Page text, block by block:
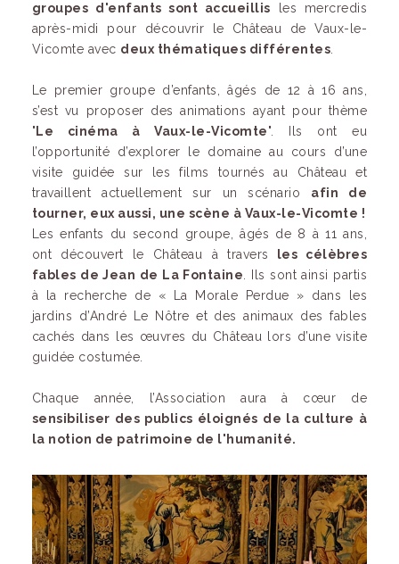
groupes d'enfants sont accueillis les mercredis
après-midi pour découvrir le Château de Vaux-le-
Vicomte avec deux thématiques différentes
Le premier groupe d’enfants, âgés de 12 à 16 ans,
s’est vu proposer des animations ayant pour thème
" Le cinéma à Vaux-le-Vicomte". Ils ont eu
l’opportunité d’explorer le domaine au cours d’une
visite guidée sur les films tournés au Château et
travaillent actuellement sur un scénario afin de
tourner, eux aussi, une scène à Vaux-le-Vicomte !
Les enfants du second groupe, âgés de 8 à 11 ans,
ont découvert le Château à travers les célèbres
fables de Jean de La Fontaine . Ils sont ainsi partis
à la recherche de « La Morale Perdue » dans les
jardins d’André Le Nôtre et des animaux des fables
cachés dans les œuvres du Château lors d’une visite
guidée costumée.
Chaque année, l’Association aura à cœur de
sensibiliser des publics éloignés de la culture à
la notion de patrimoine de l'humanité.